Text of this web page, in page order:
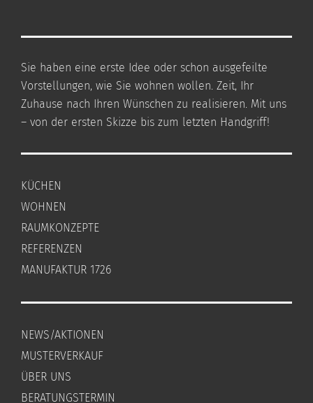
Sie haben eine erste Idee oder schon ausgefeilte
Vorstellungen, wie Sie wohnen wollen. Zeit, Ihr
Zuhause nach Ihren Wünschen zu realisieren. Mit uns
– von der ersten Skizze bis zum letzten Handgriff!
KÜCHEN
WOHNEN
RAUMKONZEPTE
REFERENZEN
MANUFAKTUR 1726
NEWS/AKTIONEN
MUSTERVERKAUF
ÜBER UNS
BERATUNGSTERMIN